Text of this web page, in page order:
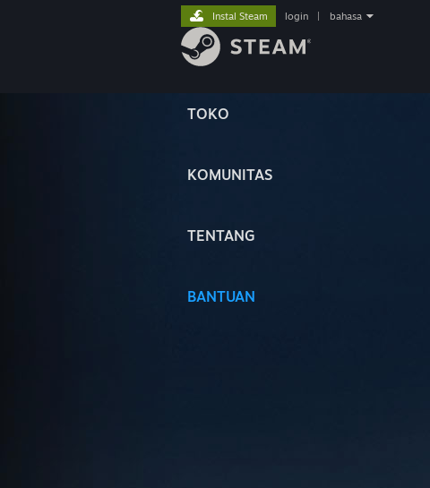
TOKO
KOMUNITAS
TENTANG
BANTUAN
Instal Steam login bahasa